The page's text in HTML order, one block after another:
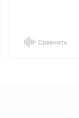
Сравнить